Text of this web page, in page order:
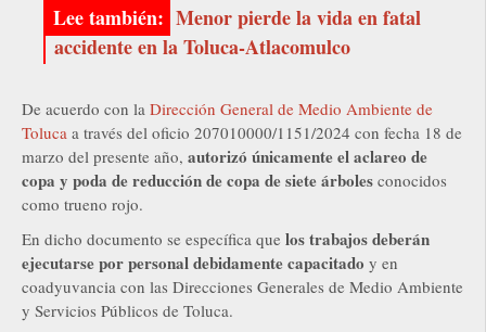
Menor pierde la vida en fatal
accidente en la Toluca-Atlacomulco
De acuerdo con la Dirección General de Medio Ambiente de
Toluca a través del oficio 207010000/1151/2024 con fecha 18 de
marzo del presente año, autorizó únicamente el aclareo de
copa y poda de reducción de copa de siete árboles conocidos
como trueno rojo.
En dicho documento se específica que los trabajos deberán
ejecutarse por personal debidamente capacitado y en
coadyuvancia con las Direcciones Generales de Medio Ambiente
y Servicios Públicos de Toluca.